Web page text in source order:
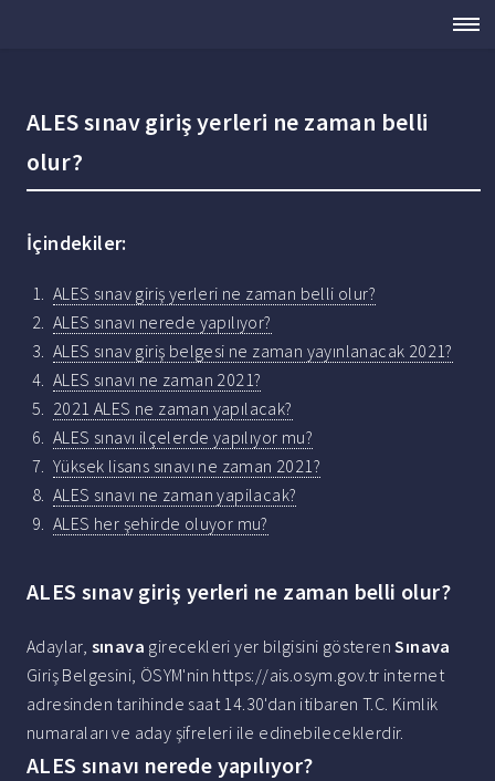
ALES sınav giriş yerleri ne zaman belli
olur?
İçindekiler:
ALES sınav giriş yerleri ne zaman belli olur?
ALES sınavı nerede yapılıyor?
ALES sınav giriş belgesi ne zaman yayınlanacak 2021?
ALES sınavı ne zaman 2021?
2021 ALES ne zaman yapılacak?
ALES sınavı ilçelerde yapılıyor mu?
Yüksek lisans sınavı ne zaman 2021?
ALES sınavı ne zaman yapilacak?
ALES her şehirde oluyor mu?
ALES sınav giriş yerleri ne zaman belli olur?
Adaylar, sınava girecekleri yer bilgisini gösterenSınava
Giriş Belgesini, ÖSYM'nin https://ais.osym.gov.tr internet
adresinden tarihinde saat 14.30'dan itibaren T.C. Kimlik
numaraları ve aday şifreleri ile edinebileceklerdir.
ALES sınavı nerede yapılıyor?